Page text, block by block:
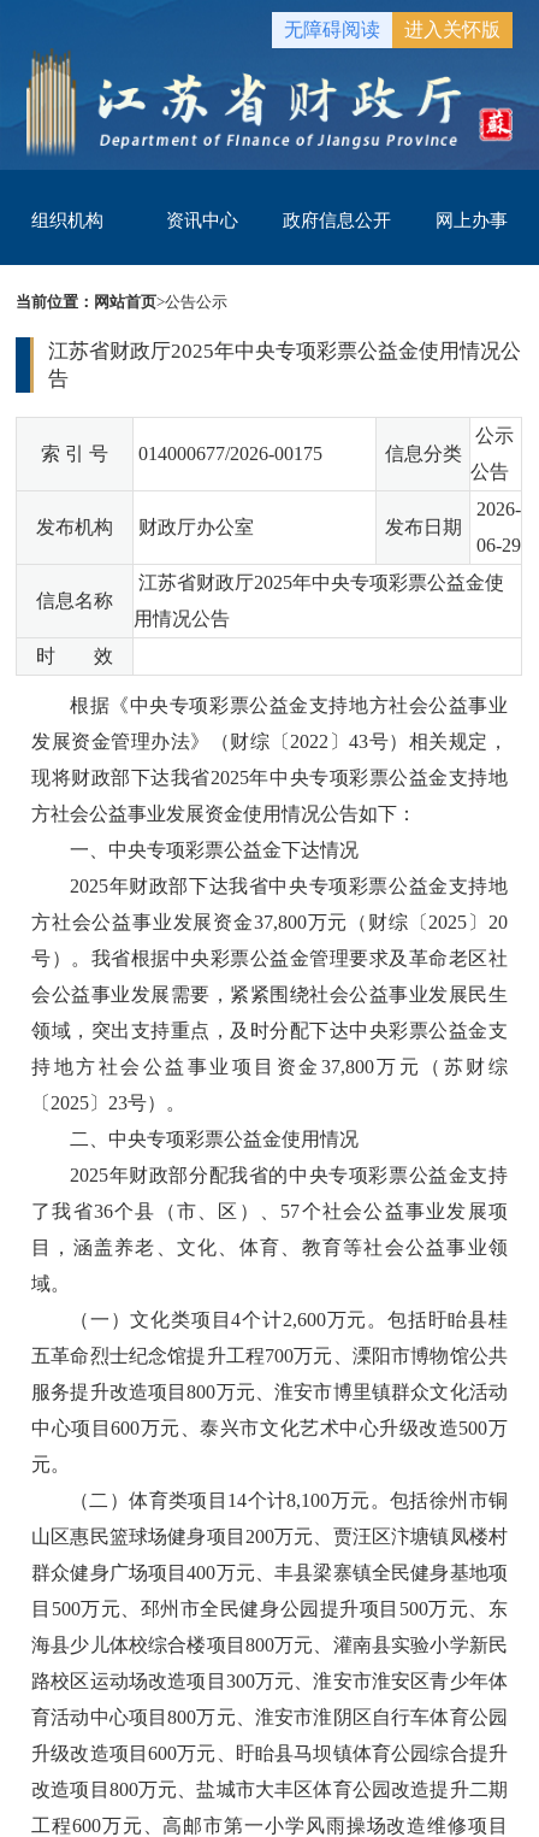
无障碍阅读 进入关怀版
组织机构 资讯中心 政府信息公开 网上办事
当前位置： 网站首页>公告公示
江苏省财政厅2025年中央专项彩票公益金使用情况公
告
索 引 号 014000677/2026-00175 信息分类
公示
公告
发布机构 财政厅办公室 发布日期
2026-
06-29
信息名称
江苏省财政厅2025年中央专项彩票公益金使
用情况公告
时 效
根据《中央专项彩票公益金支持地方社会公益事业
发展资金管理办法》（财综〔2022〕43号）相关规定，
现将财政部下达我省2025年中央专项彩票公益金支持地
方社会公益事业发展资金使用情况公告如下：
一、中央专项彩票公益金下达情况
2025年财政部下达我省中央专项彩票公益金支持地
方社会公益事业发展资金37,800万元（财综〔2025〕20
号）。我省根据中央彩票公益金管理要求及革命老区社
会公益事业发展需要，紧紧围绕社会公益事业发展民生
领域，突出支持重点，及时分配下达中央彩票公益金支
持地方社会公益事业项目资金37,800万元（苏财综
〔2025〕23号）。
二、中央专项彩票公益金使用情况
2025年财政部分配我省的中央专项彩票公益金支持
了我省36个县（市、区）、57个社会公益事业发展项
目，涵盖养老、文化、体育、教育等社会公益事业领
域。
（一）文化类项目4个计2,600万元。包括盱眙县桂
五革命烈士纪念馆提升工程700万元、溧阳市博物馆公共
服务提升改造项目800万元、淮安市博里镇群众文化活动
中心项目600万元、泰兴市文化艺术中心升级改造500万
元。
（二）体育类项目14个计8,100万元。包括徐州市铜
山区惠民篮球场健身项目200万元、贾汪区汴塘镇凤楼村
群众健身广场项目400万元、丰县梁寨镇全民健身基地项
目500万元、邳州市全民健身公园提升项目500万元、东
海县少儿体校综合楼项目800万元、灌南县实验小学新民
路校区运动场改造项目300万元、淮安市淮安区青少年体
育活动中心项目800万元、淮安市淮阴区自行车体育公园
升级改造项目600万元、盱眙县马坝镇体育公园综合提升
改造项目800万元、盐城市大丰区体育公园改造提升二期
工程600万元、高邮市第一小学风雨操场改造维修项目